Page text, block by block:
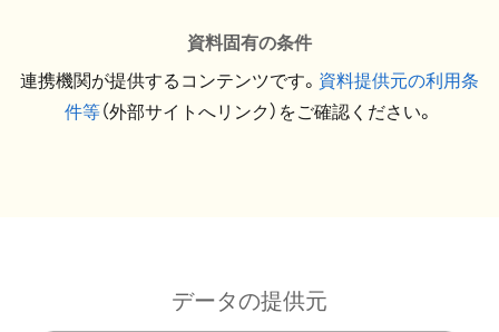
資料固有の条件
連携機関が提供するコンテンツです。 資料提供元の利用条
件等（外部サイトへリンク）をご確認ください。
データの提供元